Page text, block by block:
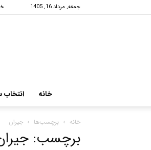
جمعه, مرداد 16, 1405
خانه انتخاب
خانه برچسب‌ها جیران
برچسب: